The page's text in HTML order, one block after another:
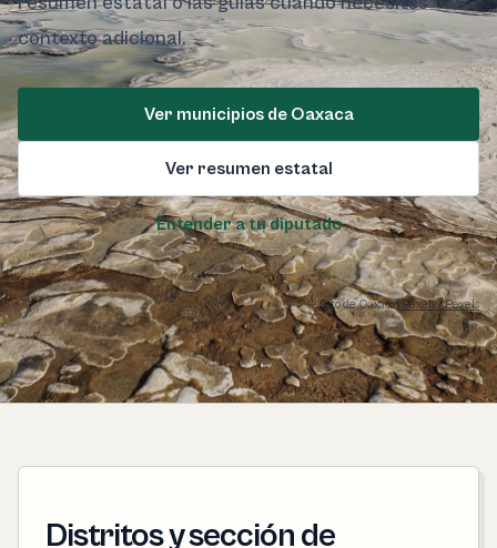
contexto adicional.
Ver municipios de Oaxaca
Ver resumen estatal
Entender a tu diputado
Foto de Oaxaca: Pexels / Pexels
Distritos y sección de